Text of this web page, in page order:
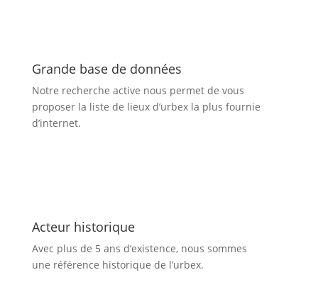
Grande base de données
Notre recherche active nous permet de vous
proposer la liste de lieux d’urbexla plus fournie
d’internet.
Acteur historique
Avec plus de 5 ans d’existence, nous sommes
une référence historique de l’urbex.